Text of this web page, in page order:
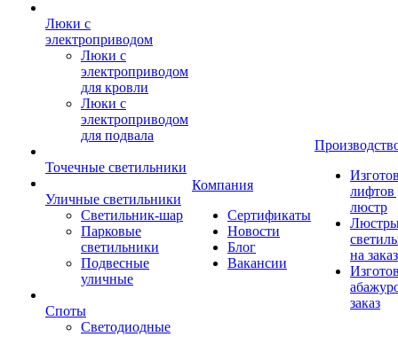
Люки с
электроприводом
Люки с
электроприводом
для кровли
Люки с
электроприводом
для подвала
Точечные светильники
Уличные светильники
Светильник-шар
Парковые
светильники
Подвесные
уличные
Споты
Светодиодные
Компания
Сертификаты
Новости
Блог
Вакансии
лифтов
люстр
на заказ
заказ